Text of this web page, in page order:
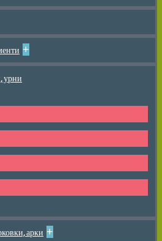
+
урни
арки +